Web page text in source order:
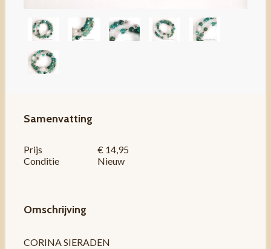
Samenvatting
Prijs
€ 14,95
Conditie
Nieuw
Omschrijving
CORINA SIERADEN